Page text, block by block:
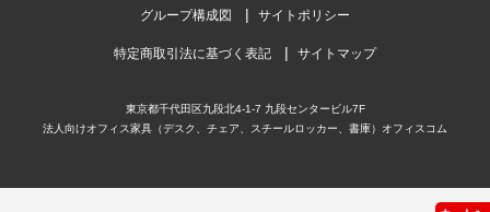
グループ構成図 サイトポリシー
特定商取引法に基づく表記 サイトマップ
東京都千代田区九段北4-1-7 九段センタービル7F
法人向けオフィス家具（デスク、チェア、スチールロッカー、書庫）オフィスコム